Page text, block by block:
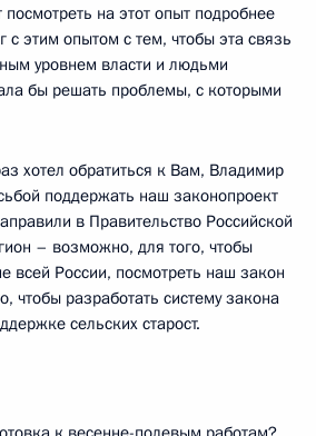
посмотреть на этот опыт подробнее
с этим опытом с тем, чтобы эта связь
уровнем власти и людьми
бы решать проблемы, с которыми
хотел обратиться к Вам, Владимир
поддержать наш законопроект
в Правительство Российской
– возможно, для того, чтобы
всей России, посмотреть наш закон
чтобы разработать систему закона
сельских старост.